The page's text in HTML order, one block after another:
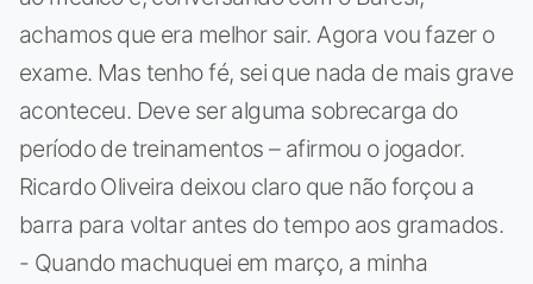
achamos que era melhor sair. Agora vou fazer o
exame. Mas tenho fé, sei que nada de mais grave
aconteceu. Deve ser alguma sobrecarga do
período de treinamentos – afirmou o jogador.
Ricardo Oliveira deixou claro que não forçou a
barra para voltar antes do tempo aos gramados.
- Quando machuquei em março, a minha